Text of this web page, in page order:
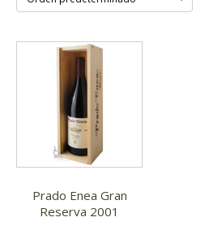
Prado Enea Gran
Reserva 2001